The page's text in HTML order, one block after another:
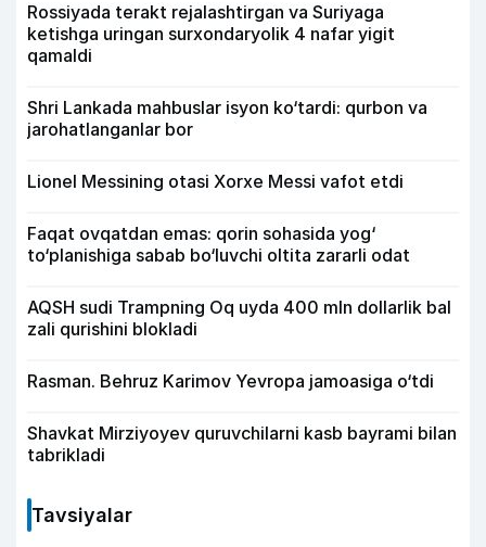
Rossiyada terakt rejalashtirgan va Suriyaga
ketishga uringan surxondaryolik 4 nafar yigit
qamaldi
Shri Lankada mahbuslar isyon ko‘tardi: qurbon va
jarohatlanganlar bor
Lionel Messining otasi Xorxe Messi vafot etdi
Faqat ovqatdan emas: qorin sohasida yog‘
to‘planishiga sabab bo‘luvchi oltita zararli odat
AQSH sudi Trampning Oq uyda 400 mln dollarlik bal
zali qurishini blokladi
Rasman. Behruz Karimov Yevropa jamoasiga o‘tdi
Shavkat Mirziyoyev quruvchilarni kasb bayrami bilan
tabrikladi
Tavsiyalar